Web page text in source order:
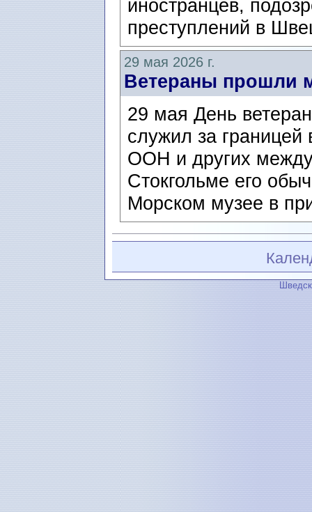
иностранцев,
преступлений в
29 мая 2026 г.
Ветераны прошли
29 мая День
служил за границей
ООН и других
Стокгольме его
Морском музее в